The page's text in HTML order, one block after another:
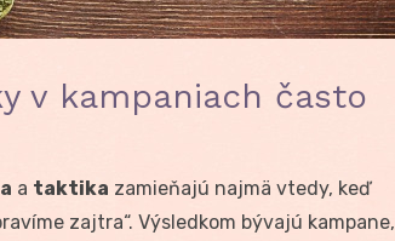
v kampaniach často
a taktika zamieňajú najmä vtedy, keď
zajtra“. Výsledkom bývajú kampane,